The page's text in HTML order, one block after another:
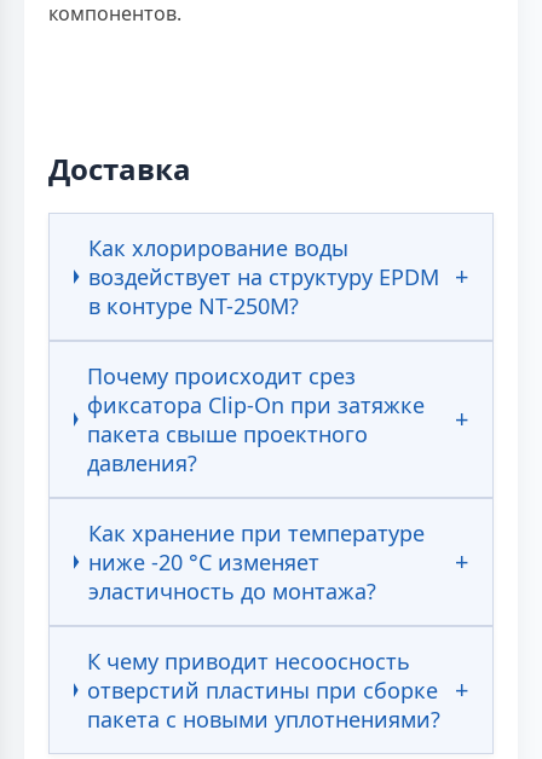
компонентов.
Доставка
Как хлорирование воды
воздействует на структуру EPDM
в контуре NT-250M?
Почему происходит срез
фиксатора Clip-On при затяжке
пакета свыше проектного
давления?
Как хранение при температуре
ниже -20 °С изменяет
эластичность до монтажа?
К чему приводит несоосность
отверстий пластины при сборке
пакета с новыми уплотнениями?